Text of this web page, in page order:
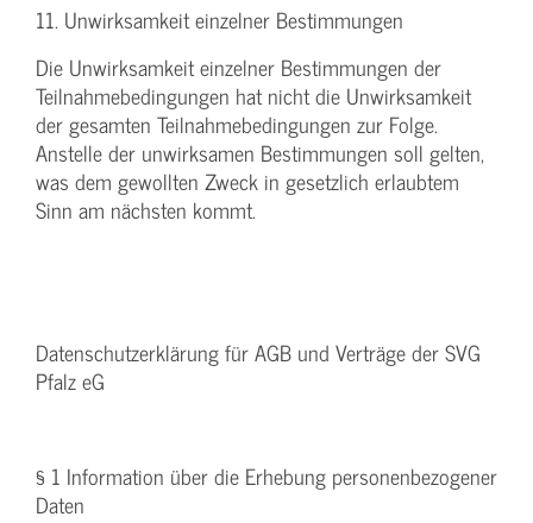
11. Unwirksamkeit einzelner Bestimmungen
Die Unwirksamkeit einzelner Bestimmungen der
Teilnahmebedingungen hat nicht die Unwirksamkeit
der gesamten Teilnahmebedingungen zur Folge.
Anstelle der unwirksamen Bestimmungen soll gelten,
was dem gewollten Zweck in gesetzlich erlaubtem
Sinn am nächsten kommt.
Datenschutzerklärung für AGB und Verträge der SVG
Pfalz eG
§ 1 Information über die Erhebung personenbezogener
Daten